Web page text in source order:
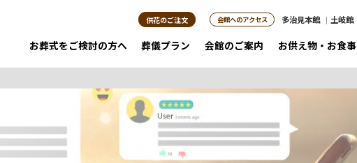
供花のご注文 会館へのアクセス 多治見本館 土岐館
お葬式をご検討の方へ 葬儀プラン 会館のご案内 お供え物・お食事